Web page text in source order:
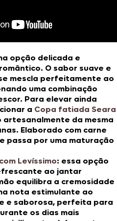
opção delicada e
O sabor suave e
mescla perfeitamente ao
uma combinação
Para elevar ainda
a Copa fatiada Seara
da mesma
Elaborado com carne
passa por uma maturação
Levíssimo: essa opção
ao jantar
equilibra a cremosidade
nota estimulante ao
e saborosa, perfeita para
os dias mais